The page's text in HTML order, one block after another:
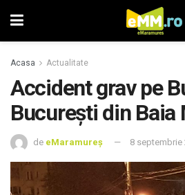
Acasa Actualitate
Accident grav pe
București din Baia
de eMaramureș 8 septembrie